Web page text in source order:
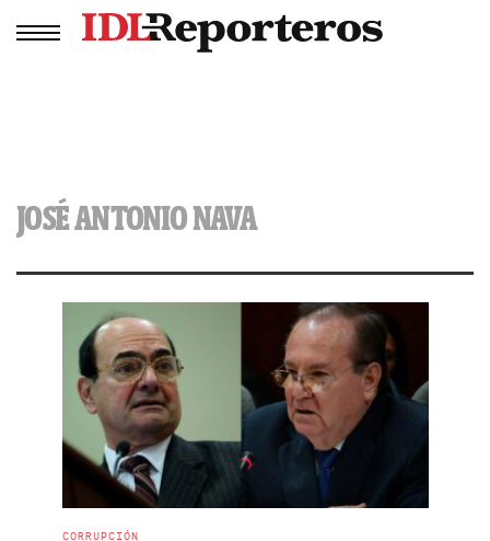
JOSÉ ANTONIO NAVA
CORRUPCIÓN